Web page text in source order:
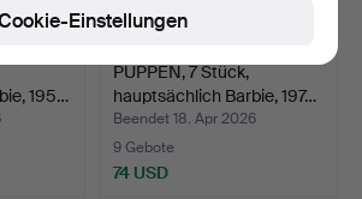
195…
PUPPEN, 7 Stück,
hauptsächlich Barbie, 197…
Beendet 18. Apr 2026
9 Gebote
74 USD
Einstellungen